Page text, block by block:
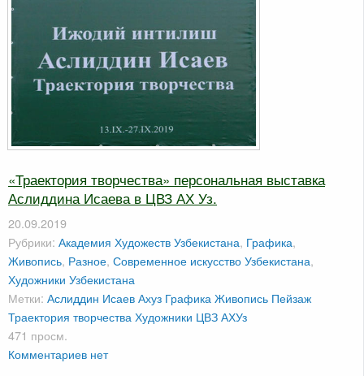
«Траектория творчества» персональная выставка
Аслиддина Исаева в ЦВЗ АХ Уз.
20.09.2019
Рубрики: Академия Художеств Узбекистана, Графика,
Живопись, Разное, Современное искусство Узбекистана,
Художники Узбекистана
Метки: Аслиддин ИсаевАхуз ГрафикаЖивопись Пейзаж
Траектория творчестваХудожники ЦВЗ АХУз
471 просм.
Комментариев нет